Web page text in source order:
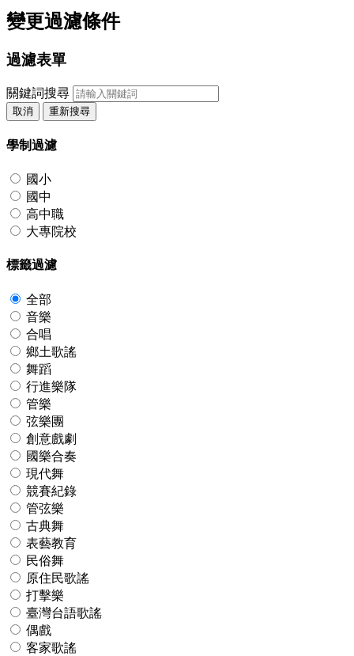
變更過濾條件
過濾表單
關鍵詞搜尋
取消 重新搜尋
學制過濾
國小
國中
高中職
大專院校
標籤過濾
全部
音樂
合唱
鄉土歌謠
舞蹈
行進樂隊
管樂
弦樂團
創意戲劇
國樂合奏
現代舞
競賽紀錄
管弦樂
古典舞
表藝教育
民俗舞
原住民歌謠
打擊樂
臺灣台語歌謠
偶戲
客家歌謠